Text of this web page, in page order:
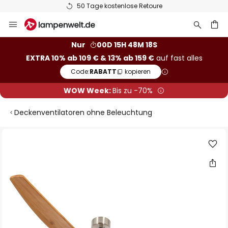
50 Tage kostenlose Retoure
Inhalt
Nur
00D 15H 48M 18S
EXTRA 10% ab 109 € & 13% ab 159 €auf fast alles
Code:RABATT kopieren
WOW Week:Bis zu -70%
Deckenventilatoren ohne Beleuchtung
Bildgalerie
springen